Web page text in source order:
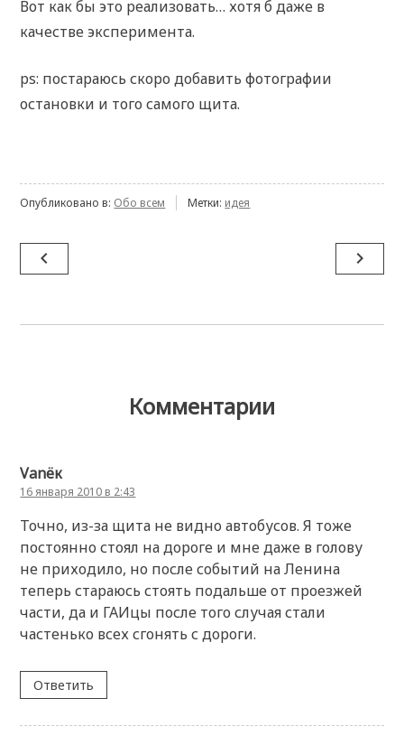
Вот как бы это реализовать… хотя б даже в
качестве эксперимента.
ps: постараюсь скоро добавить фотографии
остановки и того самого щита.
Опубликовано в: Обо всем Метки: идея
Навигация
по
navigate_before navigate_next
Комментарии
Vanёк
16 января 2010 в 2:43
Точно, из-за щита не видно автобусов. Я тоже
постоянно стоял на дороге и мне даже в голову
не приходило, но после событий на Ленина
теперь стараюсь стоять подальше от проезжей
части, да и ГАИцы после того случая стали
частенько всех сгонять с дороги.
Ответить